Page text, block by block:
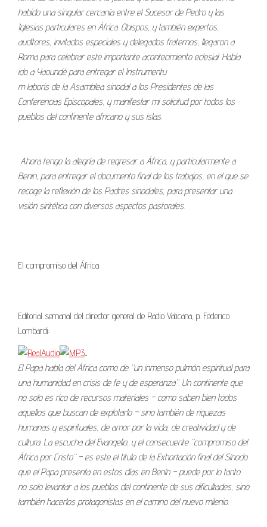
habido una singular cercanía entre el Sucesor de Pedro y las
Iglesias particulares en África. Obispos, y también expertos,
auditores, invitados especiales y delegados fraternos, llegaron a
Roma para celebrar este importante acontecimiento eclesial. Había
ido a Yaoundé para entregar el Instrumentu
m laboris de la Asamblea sinodal a los Presidentes de las
Conferencias Episcopales, y manifestar mi solicitud por todos los
pueblos del continente africano y sus islas.
Ahora tengo la alegría de regresar a África, y particularmente a
Benin, para entregar el documento final de los trabajos, en el que se
recoge la reflexión de los Padres sinodales, para presentar una
visión sintética con diversos aspectos pastorales.
El compromiso del África
Editorial semanal del director general de Radio Vaticana, p. Federico
Lombardi:
El Papa habla del África como de “un inmenso pulmón espiritual para
una humanidad en crisis de fe y de esperanza”. Un continente que
no solo es rico de recursos materiales – como saben bien todos
aquellos que buscan de explotarlo – sino también de riquezas
humanas y espirituales, de amor por la vida, de creatividad y de
cultura. La escucha del Evangelio, y el consecuente “compromiso del
África por Cristo” – es este el título de la Exhortación final del Sínodo
que el Papa presenta en estos días en Benín – puede por lo tanto
no solo levantar a los pueblos del continente de sus dificultades, sino
también hacerlos protagonistas en el camino del nuevo milenio.